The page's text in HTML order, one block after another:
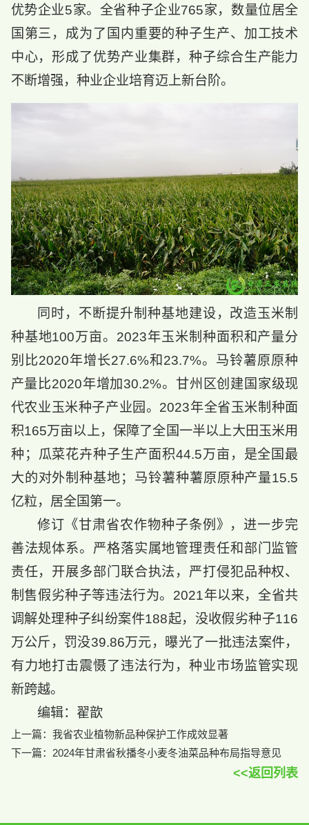
优势企业5家。全省种子企业765家，数量位居全
国第三，成为了国内重要的种子生产、加工技术
中心，形成了优势产业集群，种子综合生产能力
不断增强，种业企业培育迈上新台阶。
同时，不断提升制种基地建设，改造玉米制
种基地100万亩。2023年玉米制种面积和产量分
别比2020年增长27.6%和23.7%。马铃薯原原种
产量比2020年增加30.2%。甘州区创建国家级现
代农业玉米种子产业园。2023年全省玉米制种面
积165万亩以上，保障了全国一半以上大田玉米用
种；瓜菜花卉种子生产面积44.5万亩，是全国最
大的对外制种基地；马铃薯种薯原原种产量15.5
亿粒，居全国第一。
修订《甘肃省农作物种子条例》，进一步完
善法规体系。严格落实属地管理责任和部门监管
责任，开展多部门联合执法，严打侵犯品种权、
制售假劣种子等违法行为。2021年以来，全省共
调解处理种子纠纷案件188起，没收假劣种子116
万公斤，罚没39.86万元，曝光了一批违法案件，
有力地打击震慑了违法行为，种业市场监管实现
新跨越。
编辑：翟歆
上一篇： 我省农业植物新品种保护工作成效显著
下一篇： 2024年甘肃省秋播冬小麦冬油菜品种布局指导意见
<<返回列表